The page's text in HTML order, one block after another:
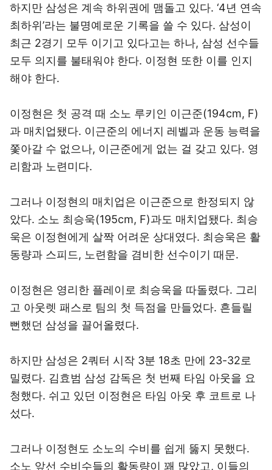
하지만 삼성은 계속 하위권에 맴돌고 있다. ‘4년 연속
최하위’라는 불명예로운 기록을 쓸 수 있다. 삼성이
최근 2경기 모두 이기고 있다고는 하나, 삼성 선수들
모두 의지를 불태워야 한다. 이정현 또한 이를 인지
해야 한다.
이정현은 첫 공격 때 소노 루키인 이근준(194cm, F)
과 매치업됐다. 이근준의 에너지 레벨과 운동 능력을
쫓아갈 수 없으나, 이근준에게 없는 걸 갖고 있다. 영
리함과 노련미다.
그러나 이정현의 매치업은 이근준으로 한정되지 않
았다. 소노 최승욱(195cm, F)과도 매치업됐다. 최승
욱은 이정현에게 살짝 어려운 상대였다. 최승욱은 활
동량과 스피드, 노련함을 겸비한 선수이기 때문.
이정현은 영리한 플레이로 최승욱을 따돌렸다. 그리
고 아웃렛 패스로 팀의 첫 득점을 만들었다. 흔들릴
뻔했던 삼성을 끌어올렸다.
하지만 삼성은 2쿼터 시작 3분 18초 만에 23-32로
밀렸다. 김효범 삼성 감독은 첫 번째 타임 아웃을 요
청했다. 쉬고 있던 이정현은 타임 아웃 후 코트로 나
섰다.
그러나 이정현도 소노의 수비를 쉽게 뚫지 못했다.
소노 앞선 수비수들의 활동량이 꽤 많았고, 이들의